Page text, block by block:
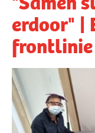
erdoor" |
frontlinie